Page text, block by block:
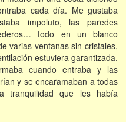
cada día. Me gustaba
impoluto, las paredes
todo en un blanco
varias ventanas sin cristales,
estuviera garantizada.
cuando entraba y las
y se encaramaban a todas
tranquilidad que les había